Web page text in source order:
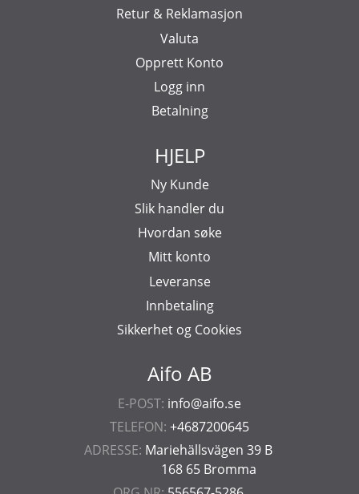
Aifo AB
E-POST: info@aifo.se
TELEFON: +4687200645
ADRESSE: Mariehällsvägen 39 B
168 65 Bromma
Retur & Reklamasjon
Valuta
Opprett Konto
Logg inn
Betalning
HJELP
Ny Kunde
Slik handler du
Hvordan søke
Mitt konto
Leveranse
Innbetaling
Sikkerhet og Cookies